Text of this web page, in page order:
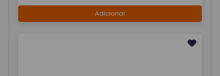
Adicionar